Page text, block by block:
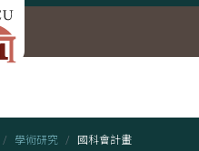
學術研究 國科會計畫